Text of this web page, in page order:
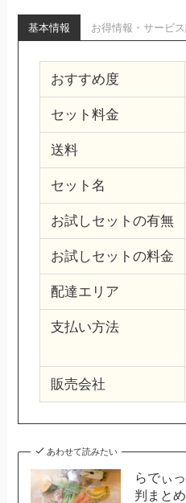
基本情報 お得情報・サービ
おすすめ度
セット料金
送料
セット名
お試しセットの有無
お試しセットの料金
配達エリア
支払い方法
販売会社
あわせて読みたい
らでぃ
判まと